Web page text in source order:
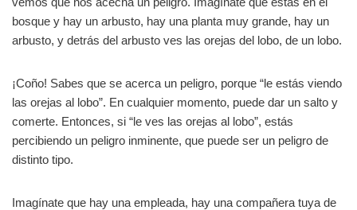
bosque y hay un arbusto, hay una planta muy grande, hay un
arbusto, y detrás del arbusto ves las orejas del lobo, de un lobo.
¡Coño! Sabes que se acerca un peligro, porque “le estás viendo
las orejas al lobo”. En cualquier momento, puede dar un salto y
comerte. Entonces, si “le ves las orejas al lobo”, estás
percibiendo un peligro inminente, que puede ser un peligro de
distinto tipo.
Imagínate que hay una empleada, hay una compañera tuya de